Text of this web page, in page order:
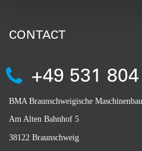
CONTACT
+49 531
BMA Braunschweigische
Am Alten Bahnhof 5
38122 Braunschweig